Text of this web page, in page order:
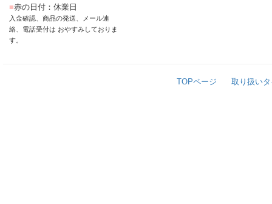
■赤の日付：休業日
入金確認、商品の発送、メール連
絡、電話受付は おやすみしておりま
す。
TOPページ 取り扱い